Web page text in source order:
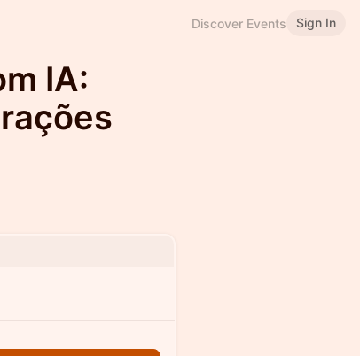
Discover Events Sign In
IA: